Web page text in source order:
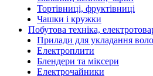
Тортівниці, фруктівниці
Чашки і кружки
Побутова техніка,
Прилади для укладання
Електроплити
Блендери та міксери
Електрочайники